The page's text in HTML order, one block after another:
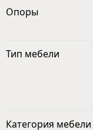
Опоры
Тип мебели
Категория мебели